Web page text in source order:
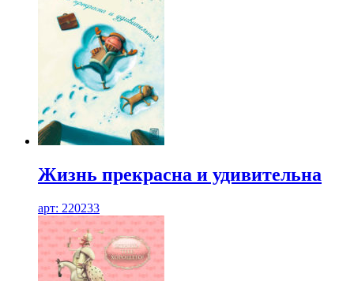
Жизнь прекрасна и удивительна
арт: 220233